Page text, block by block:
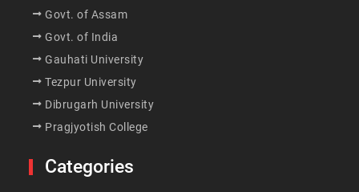
Govt. of Assam
Govt. of India
Gauhati University
Tezpur University
Dibrugarh University
Pragjyotish College
Categories